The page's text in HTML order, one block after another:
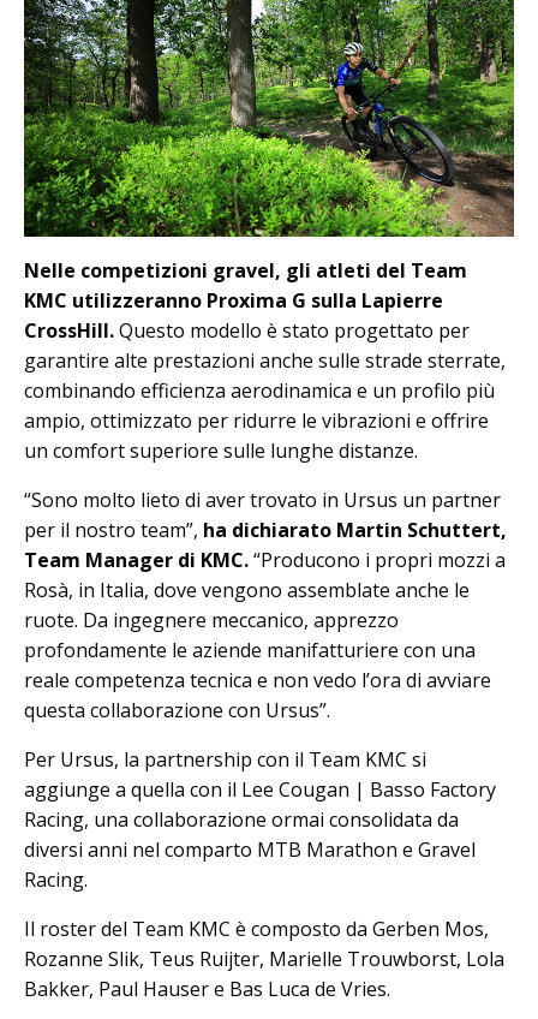
Nelle competizioni gravel, gli atleti del Team
KMC utilizzeranno Proxima G sulla Lapierre
CrossHill.Questo modello è stato progettato per
garantire alte prestazioni anche sulle strade sterrate,
combinando efficienza aerodinamica e un profilo più
ampio, ottimizzato per ridurre le vibrazioni e offrire
un comfort superiore sulle lunghe distanze.
“Sono molto lieto di aver trovato in Ursus un partner
per il nostro team”, ha dichiarato Martin Schuttert,
Team Manager di KMC.“Producono i propri mozzi a
Rosà, in Italia, dove vengono assemblate anche le
ruote. Da ingegnere meccanico, apprezzo
profondamente le aziende manifatturiere con una
reale competenza tecnica e non vedo l’ora di avviare
questa collaborazione con Ursus”.
Per Ursus, la partnership con il Team KMC si
aggiunge a quella con il Lee Cougan | Basso Factory
Racing, una collaborazione ormai consolidata da
diversi anni nel comparto MTB Marathon e Gravel
Racing.
Il roster del Team KMC è composto da Gerben Mos,
Rozanne Slik, Teus Ruijter, Marielle Trouwborst, Lola
Bakker, Paul Hauser e Bas Luca de Vries.